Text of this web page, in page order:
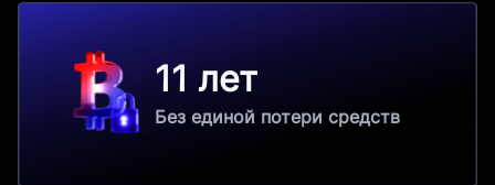
11 лет
Без единой потери средств